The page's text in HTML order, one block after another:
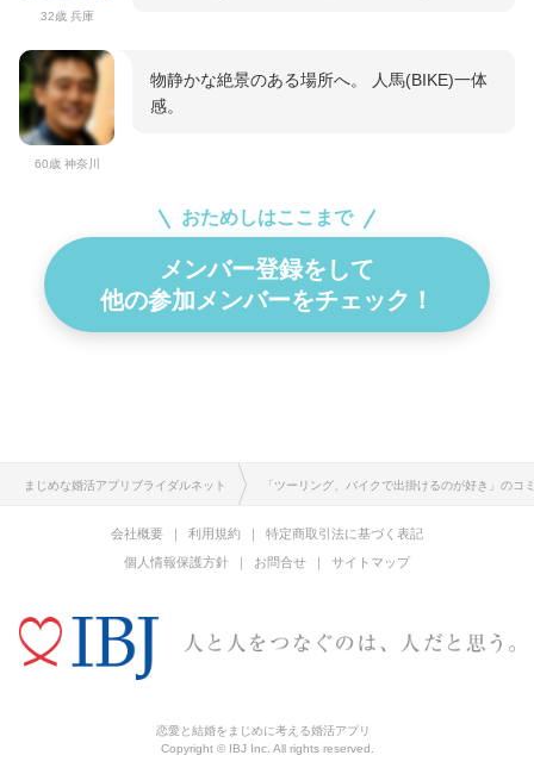
32歳 兵庫
60歳 神奈川
物静かな絶景のある場所へ。 人馬(BIKE)一体
感。
おためしはここまで
メンバー登録をして
他の参加メンバーをチェック！
まじめな婚活アプリブライダルネット 「ツーリング、バイクで出掛けるのが好き」のコ
会社概要 利用規約
特定商取引法に基づく表記
個人情報保護方針
お問合せ サイトマップ
恋愛と結婚をまじめに考える婚活アプリ
Copyright © IBJ Inc. All rights reserved.